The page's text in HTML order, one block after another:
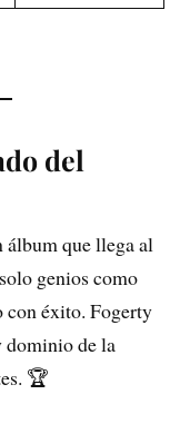
del
álbum que llega al
genios como
con éxito. Fogerty
dominio de la
🏆